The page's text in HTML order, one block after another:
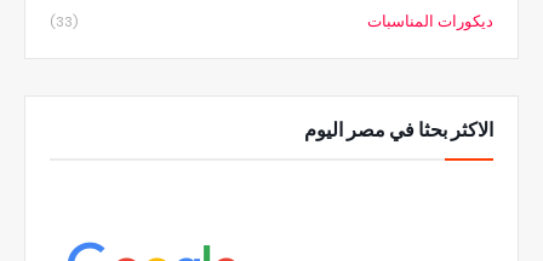
ديكورات المناسبات (33)
الاكثر بحثا في مصر اليوم